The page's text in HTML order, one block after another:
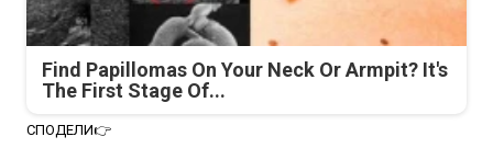
Find Papillomas On Your Neck Or Armpit? It's
The First Stage Of...
СПОДЕЛИ👉